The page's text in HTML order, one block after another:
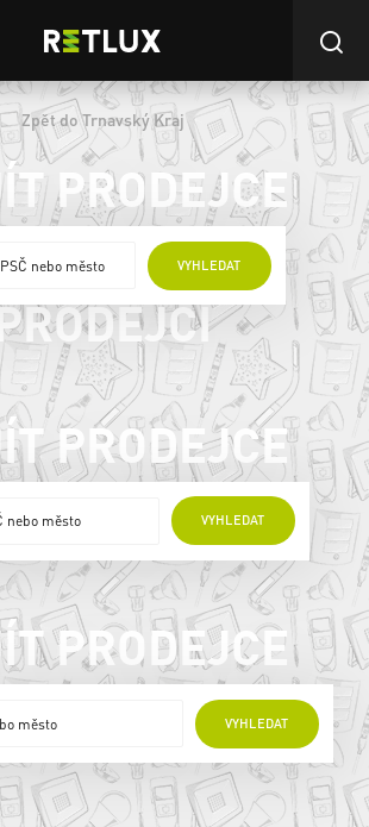
Zpět do Trnavský Kraj
PRODEJCE
VYHLEDAT
ONLINE
PRODEJCE
VYHLEDAT
PRODEJCI
PRODEJCE
VYHLEDAT
PRODEJCI